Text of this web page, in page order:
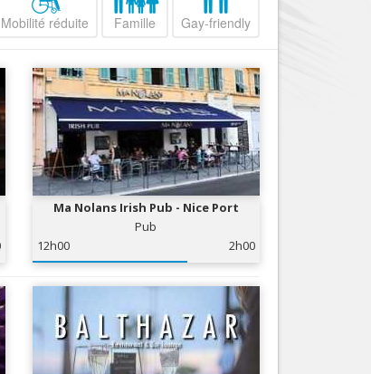
Sortir
Commerces
Mode, ...
Loisirs
Plages, sports, ...
Services
Tourisme, ...
Nice le Vieux Nice
Nice les Collines Niçoises
Nice le petit Marais Niçois
Nice la plaine du Var
Nice le Carré d’Or
Nice Aéroport
Mobilité réduite Famille Gay-friendly
Ma Nolans Irish Pub - Nice Port
Pub
12h00
2h00